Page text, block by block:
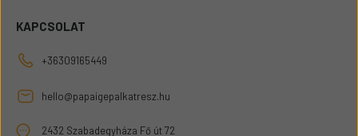
KAPCSOLAT
+36309165449
hello@papaigepalkatresz.hu
2432 Szabadegyháza Fő út 72